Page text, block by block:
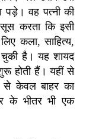
पड़े। वह पत्नी की
करता कि इसी
कला, साहित्य,
चुकी है। यह शायद
होती हैं। यहीं से
से केवल बाहर का
के भीतर भी एक